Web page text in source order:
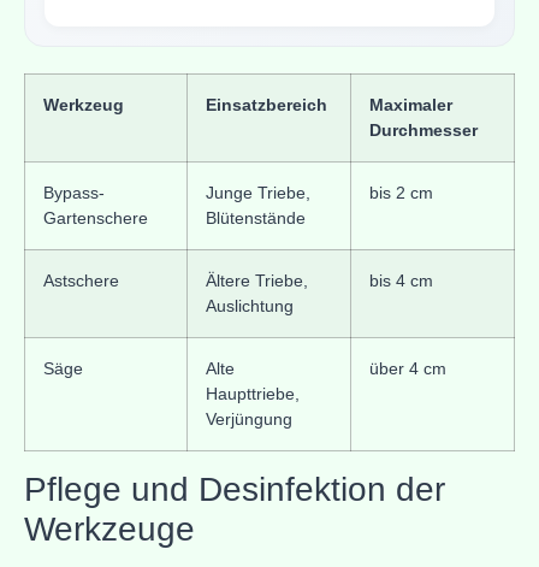
Werkzeug Einsatzbereich
Maximaler
Durchmesser
Bypass-
Gartenschere
Junge Triebe,
Blütenstände
bis 2 cm
Astschere
Ältere Triebe,
Auslichtung
bis 4 cm
Säge
Alte
Haupttriebe,
Verjüngung
über 4 cm
Pflege und Desinfektion der
Werkzeuge